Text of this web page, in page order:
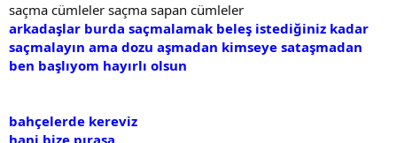
l
a
t
a
a
r
h
saçma cümleler saçma sapan cümleler
arkadaşlar burda saçmalamak beleş istediğiniz kadar
saçmalayın ama dozu aşmadan kimseye sataşmadan
ben başlıyom hayırlı olsun
bahçelerde kereviz
hani bize pırasa